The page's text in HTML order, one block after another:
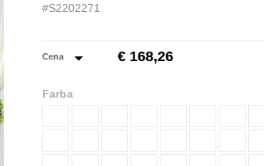
#S2202271
Cena € 168,26
Farba